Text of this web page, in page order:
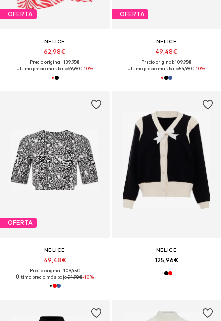
OFERTA
NELICE
62,98€
Precio original: 139,95€
Último precio más bajo:69,98€-10%
OFERTA
NELICE
49,48€
Precio original: 109,95€
Último precio más bajo:54,98€-10%
OFERTA
NELICE
49,48€
Precio original: 109,95€
Último precio más bajo:54,98€-10%
NELICE
125,96€